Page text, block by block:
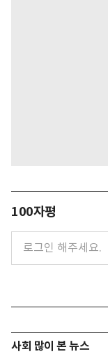
100자평
사회 많이 본 뉴스